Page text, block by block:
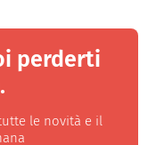
perderti
le novità e il